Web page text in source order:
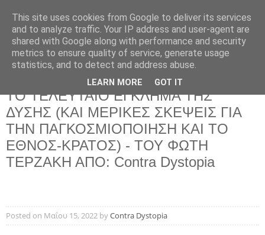
Δευτέρα 16 Μαΐου 2022
ΤΟ ΤΕΛΕΥΤΑΙΟ ΕΓΚΛΗΜΑ ΤΗΣ
ΔΥΣΗΣ (ΚΑΙ ΜΕΡΙΚΕΣ ΣΚΕΨΕΙΣ ΓΙΑ
ΤΗΝ ΠΑΓΚΟΣΜΙΟΠΟΙΗΣΗ ΚΑΙ ΤΟ
ΕΘΝΟΣ-ΚΡΑΤΟΣ) - ΤΟΥ ΦΩΤΗ
ΤΕΡΖΑΚΗ ΑΠΟ: Contra Dystopia
Posted on Μαΐου 15, 2022 byContra Dystopia
This site uses cookies from Google to deliver its services
and to analyze traffic. Your IP address and user-agent are
shared with Google along with performance and security
metrics to ensure quality of service, generate usage
statistics, and to detect and address abuse.
LEARN MORE GOT IT